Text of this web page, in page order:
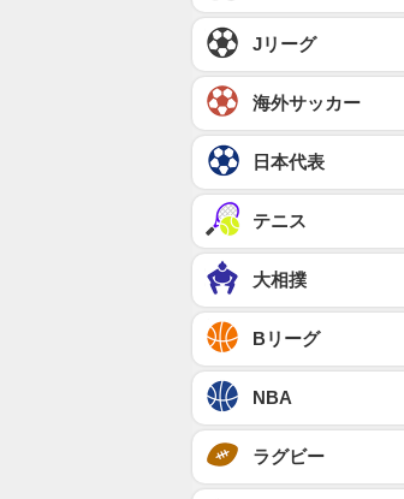
Jリーグ
海外サッカー
日本代表
テニス
大相撲
Bリーグ
NBA
ラグビー